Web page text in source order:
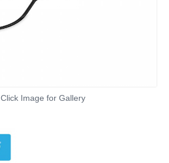
Click Image for Gallery